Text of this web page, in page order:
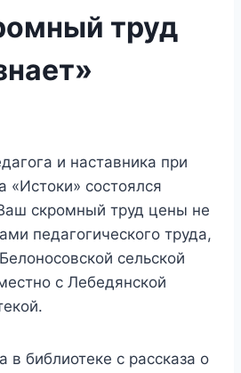
труд
и наставника при
состоялся
скромный труд цены не
педагогического труда,
сельской
с Лебедянской
в библиотеке с рассказа о